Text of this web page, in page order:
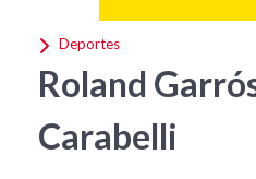
Deportes
Roland
Carabelli